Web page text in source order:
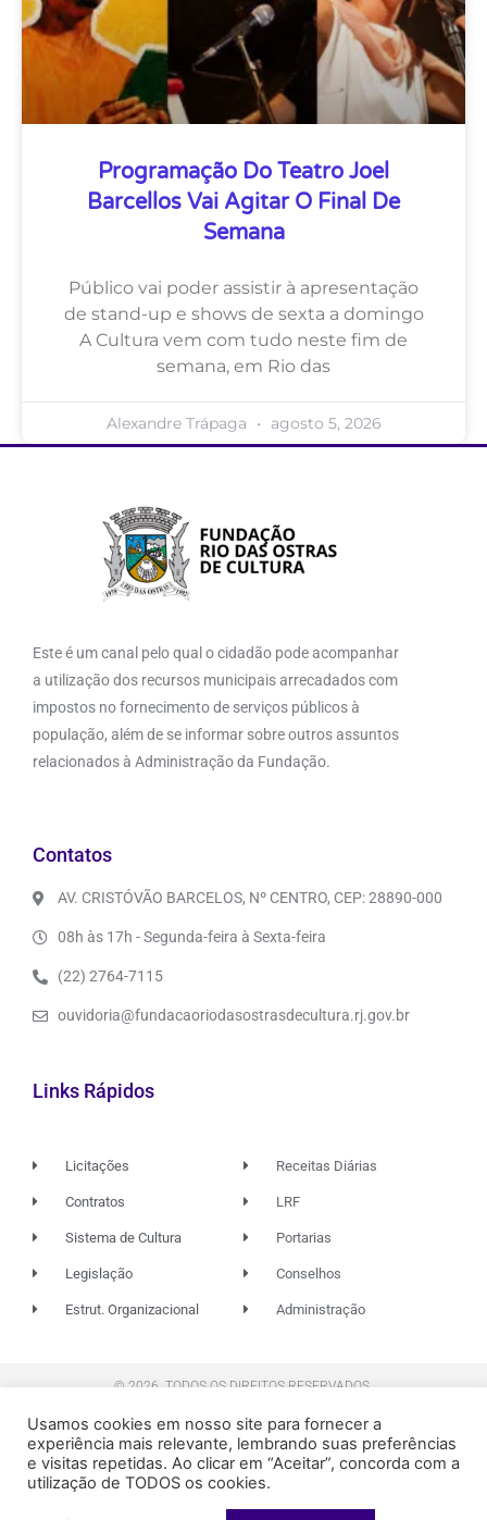
Programação Do Teatro Joel
Barcellos Vai Agitar O Final De
Semana
Público vai poder assistir à apresentação
de stand-up e shows de sexta a domingo
A Cultura vem com tudo neste fim de
semana, em Rio das
Alexandre Trápaga agosto 5, 2026
Este é um canal pelo qual o cidadão pode acompanhar
a utilização dos recursos municipais arrecadados com
impostos no fornecimento de serviços públicos à
população, além de se informar sobre outros assuntos
relacionados à Administração da Fundação.
Contatos
AV. CRISTÓVÃO BARCELOS, Nº CENTRO, CEP: 28890-000
08h às 17h - Segunda-feira à Sexta-feira
(22) 2764-7115
ouvidoria@fundacaoriodasostrasdecultura.rj.gov.br
Links Rápidos
Licitações
Contratos
Sistema de Cultura
Legislação
Estrut. Organizacional
Receitas Diárias
LRF
Portarias
Conselhos
Administração
© 2026. TODOS OS DIREITOS RESERVADOS.
FUNDAÇÃO RIO DAS OSTRAS
Usamos cookies em nosso site para fornecer a
experiência mais relevante, lembrando suas preferências
e visitas repetidas. Ao clicar em “Aceitar”, concorda com a
utilização de TODOS os cookies.